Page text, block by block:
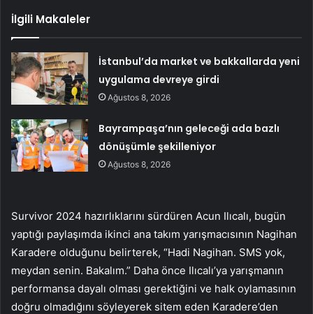
İlgili Makaleler
İstanbul’da market ve bakkallarda yeni
uygulama devreye girdi
Ağustos 8, 2026
Bayrampaşa’nın geleceği ada bazlı
dönüşümle şekilleniyor
Ağustos 8, 2026
Survivor 2024 hazırlıklarını sürdüren Acun Ilıcalı, bugün
yaptığı paylaşımda ikinci ana takım yarışmacısının Nagihan
Karadere olduğunu belirterek, “Hadi Nagihan. SMS yok,
meydan senin. Bakalım.” Daha önce Ilıcalı’ya yarışmanın
performansa dayalı olması gerektiğini ve halk oylamasının
doğru olmadığını söyleyerek sitem eden Karadere’den